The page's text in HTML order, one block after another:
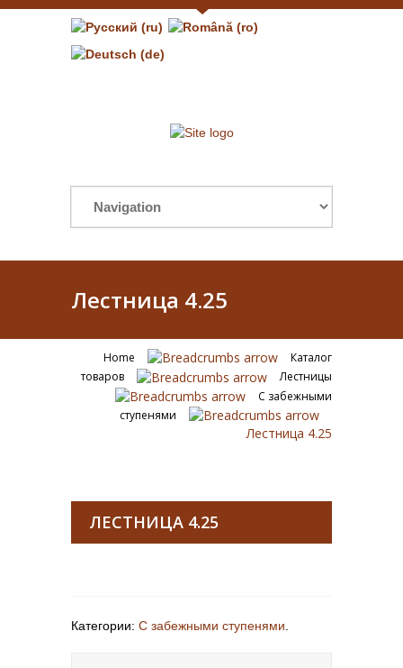
Лестница 4.25
Home
Каталог
товаров
Лестницы
С забежными
ступенями
Лестница 4.25
ЛЕСТНИЦА 4.25
Категории: С забежными ступенями